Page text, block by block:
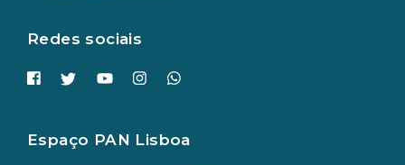
Redes sociais
Espaço PAN Lisboa